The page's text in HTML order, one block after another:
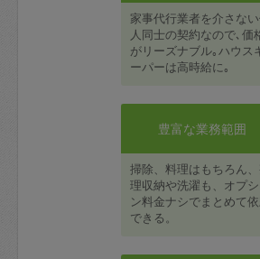
家事代行業者を介さな
人同士の契約なので､価
がリーズナブル｡ハウス
ーパーは高時給に｡
豊富な業務範囲
掃除、料理はもちろん
理収納や洗濯も、オプシ
ン料金ナシでまとめて
できる。